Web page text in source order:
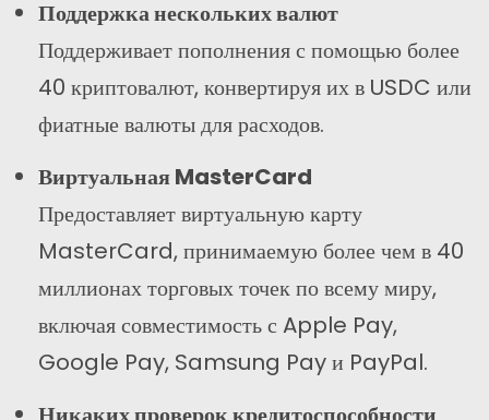
Поддержка нескольких валют
Поддерживает пополнения с помощью более
40 криптовалют, конвертируя их в USDC или
фиатные валюты для расходов.
Виртуальная MasterCard
Предоставляет виртуальную карту
MasterCard, принимаемую более чем в 40
миллионах торговых точек по всему миру,
включая совместимость с Apple Pay,
Google Pay, Samsung Pay и PayPal.